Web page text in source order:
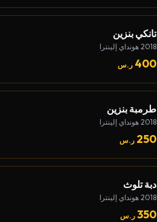
تانكي بنزين
2018 هونداي إلينترا
400 ر.س
طرمبة بنزين
2018 هونداي إلينترا
250 ر.س
دبة تلوث
2018 هونداي إلينترا
350 ر.س